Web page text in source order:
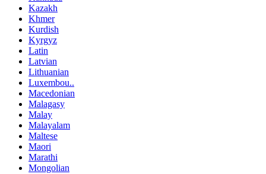
Kazakh
Khmer
Kurdish
Kyrgyz
Latin
Latvian
Lithuanian
Luxembou..
Macedonian
Malagasy
Malay
Malayalam
Maltese
Maori
Marathi
Mongolian